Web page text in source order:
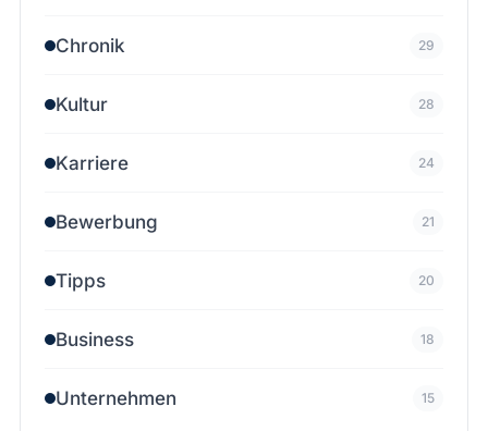
Chronik 29
Kultur 28
Karriere 24
Bewerbung 21
Tipps 20
Business 18
Unternehmen 15